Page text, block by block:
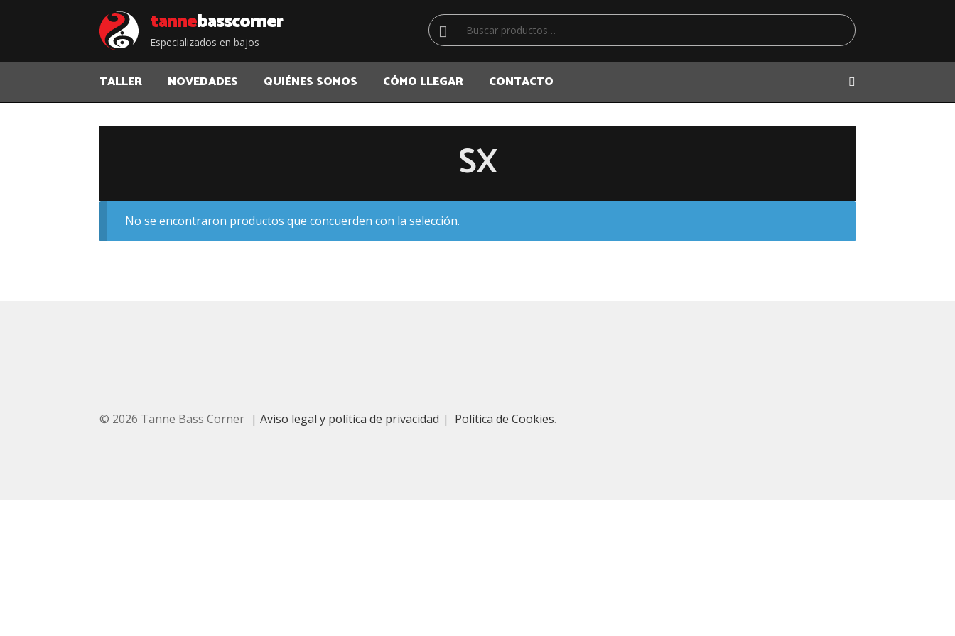
Saltar
a
la
navegación
Saltar
al
contenido
tannebass corner
Especializados en bajos
Buscar
por:
Buscar
TALLER NOVEDADES QUIÉNES SOMOS CÓMO LLEGAR CONTACTO
SX
No se encontraron productos que concuerden con la selección.
© 2026 Tanne Bass Corner Aviso legal y política de privacidad Política de Cookies.